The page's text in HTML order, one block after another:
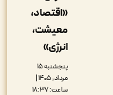
«اقتصاد،
معیشت،
پنجشنبه ۱۵
مرداد, ۱۴۰۵ |